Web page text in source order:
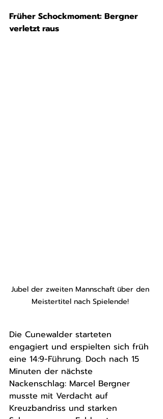
Früher Schockmoment: Bergner
verletzt raus
Jubel der zweiten Mannschaft über den
Meistertitel nach Spielende!
Die Cunewalder starteten
engagiert und erspielten sich früh
eine 14:9-Führung. Doch nach 15
Minuten der nächste
Nackenschlag: Marcel Bergner
musste mit Verdacht auf
Kreuzbandriss und starken